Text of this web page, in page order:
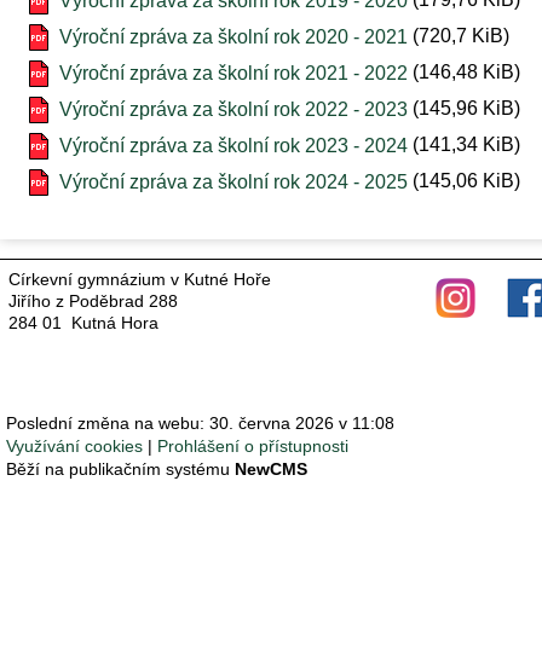
Výroční zpráva za školní rok 2020 - 2021 (720,7 KiB)
Výroční zpráva za školní rok 2021 - 2022 (146,48 KiB)
Výroční zpráva za školní rok 2022 - 2023 (145,96 KiB)
Výroční zpráva za školní rok 2023 - 2024 (141,34 KiB)
Výroční zpráva za školní rok 2024 - 2025 (145,06 KiB)
Církevní gymnázium v Kutné Hoře
Jiřího z Poděbrad 288
284 01 Kutná Hora
Poslední změna na webu: 30. června 2026 v 11:08
Využívání cookies
Prohlášení o přístupnosti
Běží na publikačním systému NewCMS